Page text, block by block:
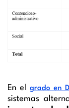
En el grado en
sistemas